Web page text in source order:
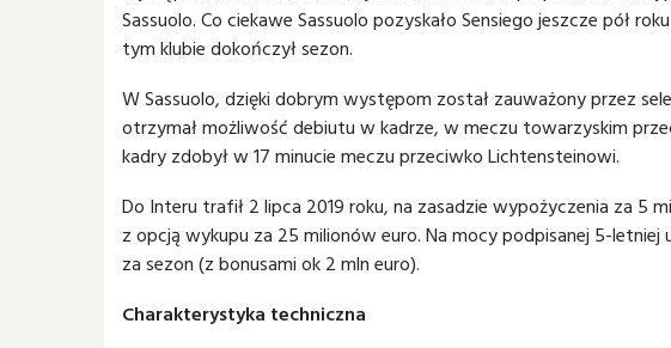
Sassuolo. Co ciekawe Sassuolo pozyskało Sensiego jeszcze pół
tym klubie dokończył sezon.
W Sassuolo, dzięki dobrym występom został zauważony przez
otrzymał możliwość debiutu w kadrze, w meczu towarzyskim
kadry zdobył w 17 minucie meczu przeciwko Lichtensteinowi.
Do Interu trafił 2 lipca 2019 roku, na zasadzie wypożyczenia za 5
z opcją wykupu za 25 milionów euro. Na mocy podpisanej 5-
za sezon (z bonusami ok 2 mln euro).
Charakterystyka techniczna